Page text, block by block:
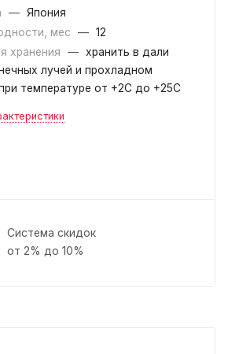
— Япония
мес
— 12
хранения
— хранить в дали
лучей и прохладном
температуре от +2С до +25С
Система скидок
от 2% до 10%